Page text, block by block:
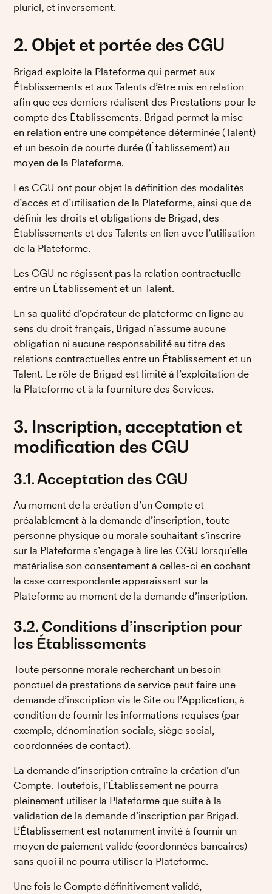
pluriel, et inversement.
2. Objet et portée des CGU
Brigad exploite la Plateforme qui permet aux
Établissements et aux Talents d’être mis en relation
afin que ces derniers réalisent des Prestations pour le
compte des Établissements. Brigad permet la mise
en relation entre une compétence déterminée (Talent)
et un besoin de courte durée (Établissement) au
moyen de la Plateforme.
Les CGU ont pour objet la définition des modalités
d’accès et d’utilisation de la Plateforme, ainsi que de
définir les droits et obligations de Brigad, des
Établissements et des Talents en lien avec l’utilisation
de la Plateforme.
Les CGU ne régissent pas la relation contractuelle
entre un Établissement et un Talent.
En sa qualité d’opérateur de plateforme en ligne au
sens du droit français, Brigad n’assume aucune
obligation ni aucune responsabilité au titre des
relations contractuelles entre un Établissement et un
Talent. Le rôle de Brigad est limité à l’exploitation de
la Plateforme et à la fourniture des Services.
3. Inscription, acceptation et
modification des CGU
3.1. Acceptation des CGU
Au moment de la création d’un Compte et
préalablement à la demande d’inscription, toute
personne physique ou morale souhaitant s’inscrire
sur la Plateforme s’engage à lire les CGU lorsqu’elle
matérialise son consentement à celles-ci en cochant
la case correspondante apparaissant sur la
Plateforme au moment de la demande d’inscription.
3.2. Conditions d’inscription pour
les Établissements
Toute personne morale recherchant un besoin
ponctuel de prestations de service peut faire une
demande d’inscription via le Site ou l’Application, à
condition de fournir les informations requises (par
exemple, dénomination sociale, siège social,
coordonnées de contact).
La demande d’inscription entraîne la création d’un
Compte. Toutefois, l’Établissement ne pourra
pleinement utiliser la Plateforme que suite à la
validation de la demande d’inscription par Brigad.
L’Établissement est notamment invité à fournir un
moyen de paiement valide (coordonnées bancaires)
sans quoi il ne pourra utiliser la Plateforme.
Une fois le Compte définitivement validé,